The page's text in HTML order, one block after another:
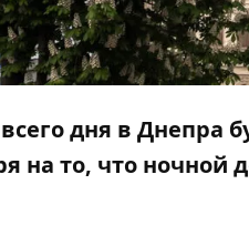
дня в Днепра
на то, что ночной